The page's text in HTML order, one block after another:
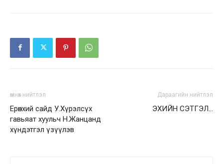
өмнөх нийтлэл
Ерөнхий сайд У.Хүрэлсүх
гавьяат хуульч Н.Жанцанд
хүндэтгэл үзүүлэв
Дараагийн нийтлэл
ЭХИЙН СЭТГЭЛ…